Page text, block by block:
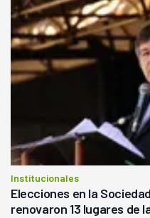
Institucionales
Elecciones en la
renovaron 13 lugares de